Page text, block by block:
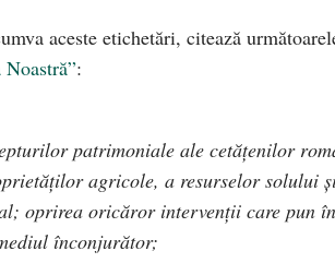
aceste etichetări, citează
:
patrimoniale ale cetățenilor
agricole, a resurselor solului
oprirea oricăror intervenții care pun
înconjurător;